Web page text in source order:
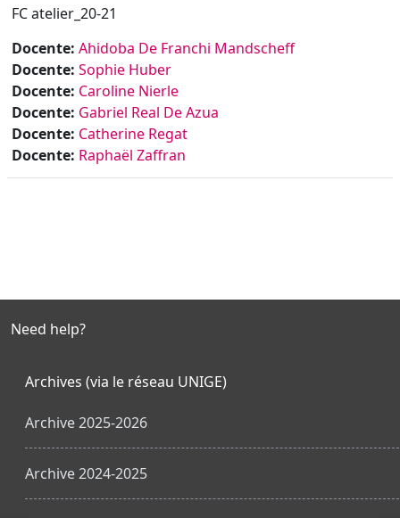
FC atelier_20-21
Docente: Ahidoba De Franchi Mandscheff
Docente: Sophie Huber
Docente: Caroline Nierle
Docente: Gabriel Real De Azua
Docente: Catherine Regat
Docente: Raphaël Zaffran
Need help?
Archives (via le réseau UNIGE)
Archive 2025-2026
Archive 2024-2025